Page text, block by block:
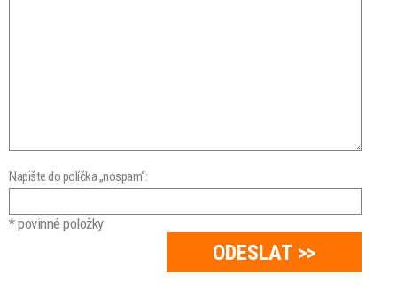
Napište do políčka „nospam“:
* povinné položky